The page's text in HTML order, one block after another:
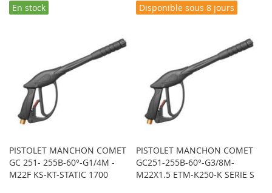
En stock Disponible sous 8 jours
PISTOLET MANCHON COMET
GC 251- 255B-60°-G1/4M -
M22F KS-KT-STATIC 1700
PISTOLET MANCHON COMET
GC251-255B-60°-G3/8M-
M22X1.5 ETM-K250-K SERIE S